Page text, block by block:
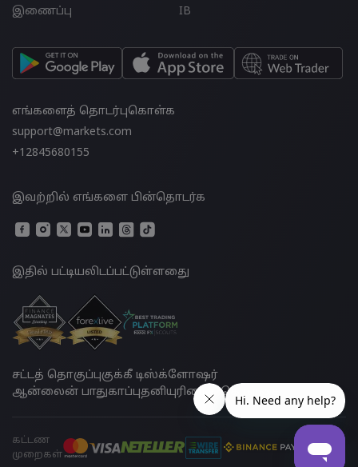
இணைப்பு
IB
எங்களைத் தொடர்புகொள்க
support@markets.com
+12845680155
இவற்றில் எங்களை பின்தொடர்க
இதில் பட்டியலிடப்பட்டுள்ளதுை
சட்டத் தொகுப்புகுக்கீ டிஸ்க்ளோஷர்
ஆன்லைன் பாதுகாப்புதனியுரிமைக் கொள்கை
கட்டண
முறைகள்